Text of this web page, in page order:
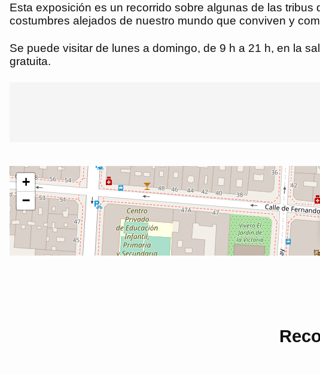
Esta exposición es un recorrido sobre algunas de las
costumbres alejados de nuestro mundo que conviven y
Se puede visitar de lunes a domingo, de 9 h a 21 h, en la
gratuita.